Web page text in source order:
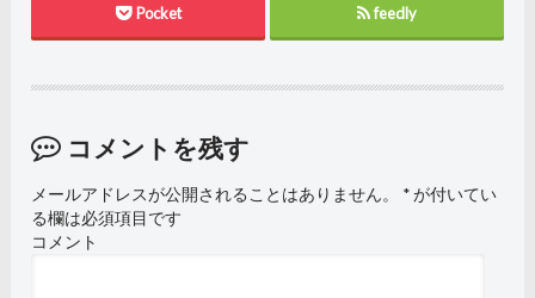
Pocket feedly
コメントを残す
メールアドレスが公開されることはありません。 *が付いてい
る欄は必須項目です
コメント